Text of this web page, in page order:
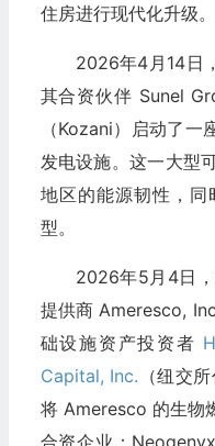
住房进行现代化升级。
2026年4月14日
其合资伙伴 Sunel
（Kozani）启动了
发电设施。这一大型
地区的能源韧性，
型。
2026年5月4日
提供商 Ameresco,
础设施资产投资者
Capital, Inc. （纽交
将 Ameresco 的生物
合资企业：